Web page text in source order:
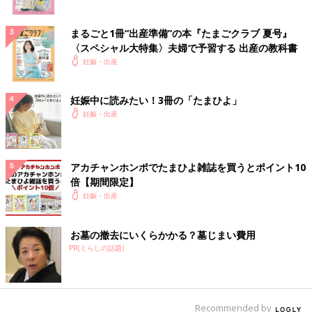
まるごと1冊“出産準備”の本『たまごクラブ 夏号』
〈スペシャル大特集〉夫婦で予習する 出産の教科書
妊娠・出産
妊娠中に読みたい！3冊の「たまひよ」
妊娠・出産
アカチャンホンポでたまひよ雑誌を買うとポイント10
倍【期間限定】
妊娠・出産
お墓の撤去にいくらかかる？墓じまい費用
PR(くらしの話題)
Recommended by